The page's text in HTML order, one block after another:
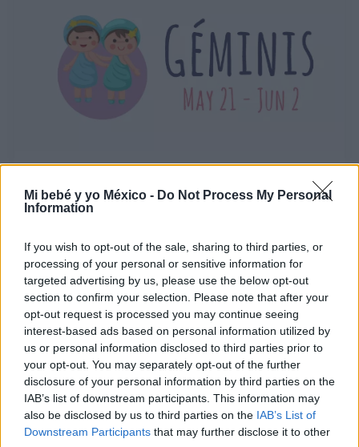
Mi bebé y yo México - Do Not Process My Personal
Information
If you wish to opt-out of the sale, sharing to third parties, or
processing of your personal or sensitive information for
targeted advertising by us, please use the below opt-out
section to confirm your selection. Please note that after your
opt-out request is processed you may continue seeing
interest-based ads based on personal information utilized by
us or personal information disclosed to third parties prior to
your opt-out. You may separately opt-out of the further
disclosure of your personal information by third parties on the
IAB’s list of downstream participants. This information may
also be disclosed by us to third parties on the IAB’s List of
Downstream Participants that may further disclose it to other
GÉMINIS
LEER
TAURO
LEER